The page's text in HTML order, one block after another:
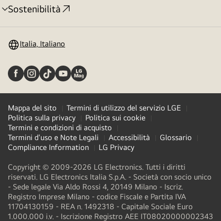
Sostenibilità
Attivazione
Italia, Italiano
Mappa del sito
Termini di utilizzo del servizio LGE
Politica sulla privacy
Politica sui cookie
Termini e condizioni di acquisto
Termini d'uso e Note Legali
Accessibilità
Glossario
Compliance Information
LG Privacy
Copyright © 2009-2026 LG Electronics. Tutti i diritti
riservati. LG Electronics Italia S.p.A. - Società con socio unico
- Sede legale Via Aldo Rossi 4, 20149 Milano - Iscriz.
Registro Imprese Milano - codice Fiscale e Partita IVA
11704130159 - REA n. 1492318 - Capitale Sociale Euro
1.000.000 i.v. - Iscrizione Registro AEE IT08020000002343​